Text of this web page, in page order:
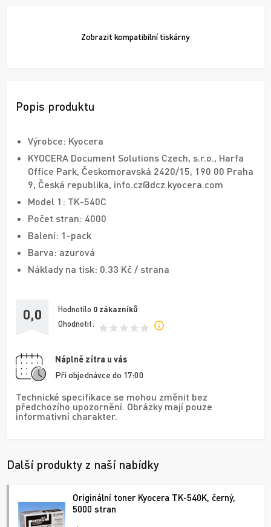
Zobrazit kompatibilní tiskárny
Popis produktu
Výrobce: Kyocera
KYOCERA Document Solutions Czech, s.r.o., Harfa
Office Park, Českomoravská 2420/15, 190 00 Praha
9, Česká republika, info.cz@dcz.kyocera.com
Model 1: TK-540C
Počet stran: 4000
Balení: 1-pack
Barva: azurová
Náklady na tisk: 0.33 Kč / strana
0,0 Hodnotilo 0 zákazníků
Ohodnotit:
Náplně zítra u vás
Při objednávce do 17:00
Technické specifikace se mohou změnit bez
předchozího upozornění. Obrázky mají pouze
informativní charakter.
Další produkty z naší nabídky
Originální toner Kyocera TK-540K, černý,
5000 stran